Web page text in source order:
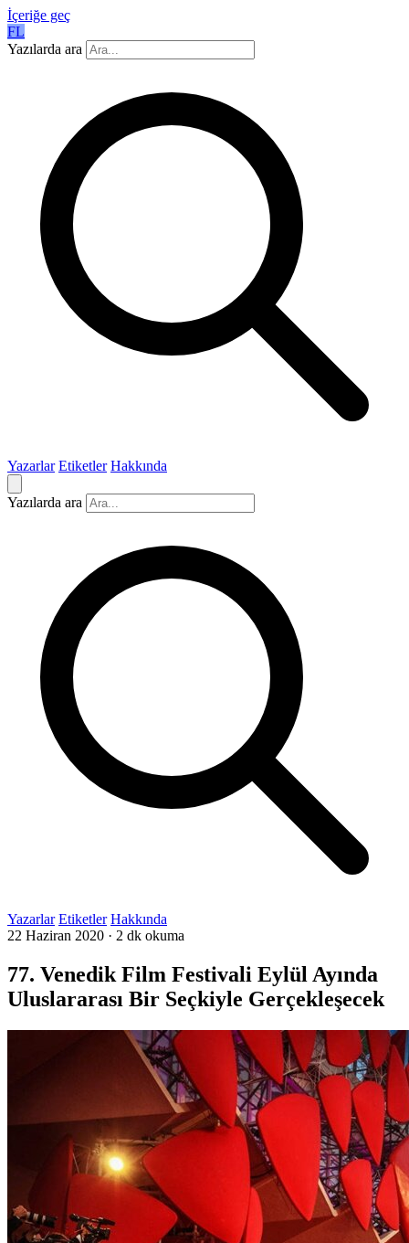
İçeriğe geç
FL
Yazılarda ara
Yazarlar Etiketler Hakkında
Yazılarda ara
Yazarlar Etiketler Hakkında
22 Haziran 2020 · 2 dk okuma
77. Venedik Film Festivali Eylül Ayında
Uluslararası Bir Seçkiyle Gerçekleşecek